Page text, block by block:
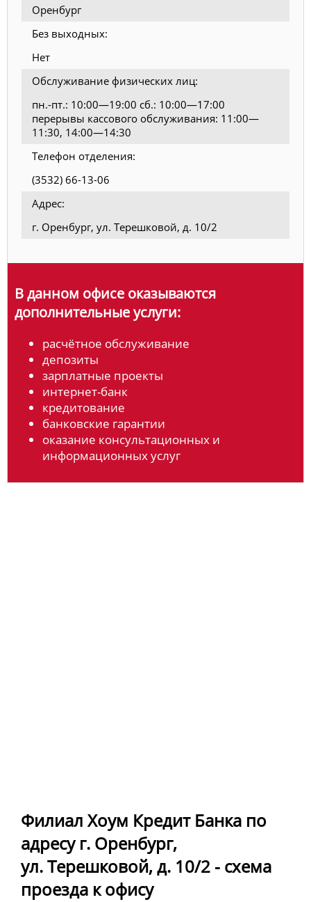
Оренбург
Без выходных:
Нет
Обслуживание физических лиц:
пн.-пт.: 10:00—19:00 сб.: 10:00—17:00
перерывы кассового обслуживания: 11:00—
11:30, 14:00—14:30
Телефон отделения:
(3532) 66-13-06
Адрес:
г. Оренбург, ул. Терешковой, д. 10/2
В данном офисе оказываются
дополнительные услуги:
расчётное обслуживание
депозиты
зарплатные проекты
интернет-банк
кредитование
банковские гарантии
оказание консультационных и
информационных услуг
Филиал Хоум Кредит Банка по
адресу г. Оренбург,
ул. Терешковой, д. 10/2 - схема
проезда к офису